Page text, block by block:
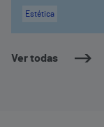
Ver todas
Estética